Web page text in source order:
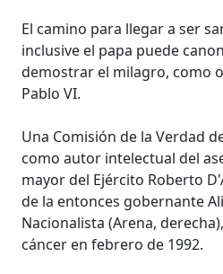
El camino para llegar a ser
inclusive el papa puede
demostrar el milagro, como
Pablo VI.
Una Comisión de la Verdad
como autor intelectual del
mayor del Ejército Roberto
de la entonces gobernante
Nacionalista (Arena,
cáncer en febrero de 1992.